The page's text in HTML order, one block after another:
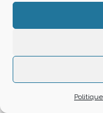
J’ai renommé
générés par la
mes questions
aux personnes